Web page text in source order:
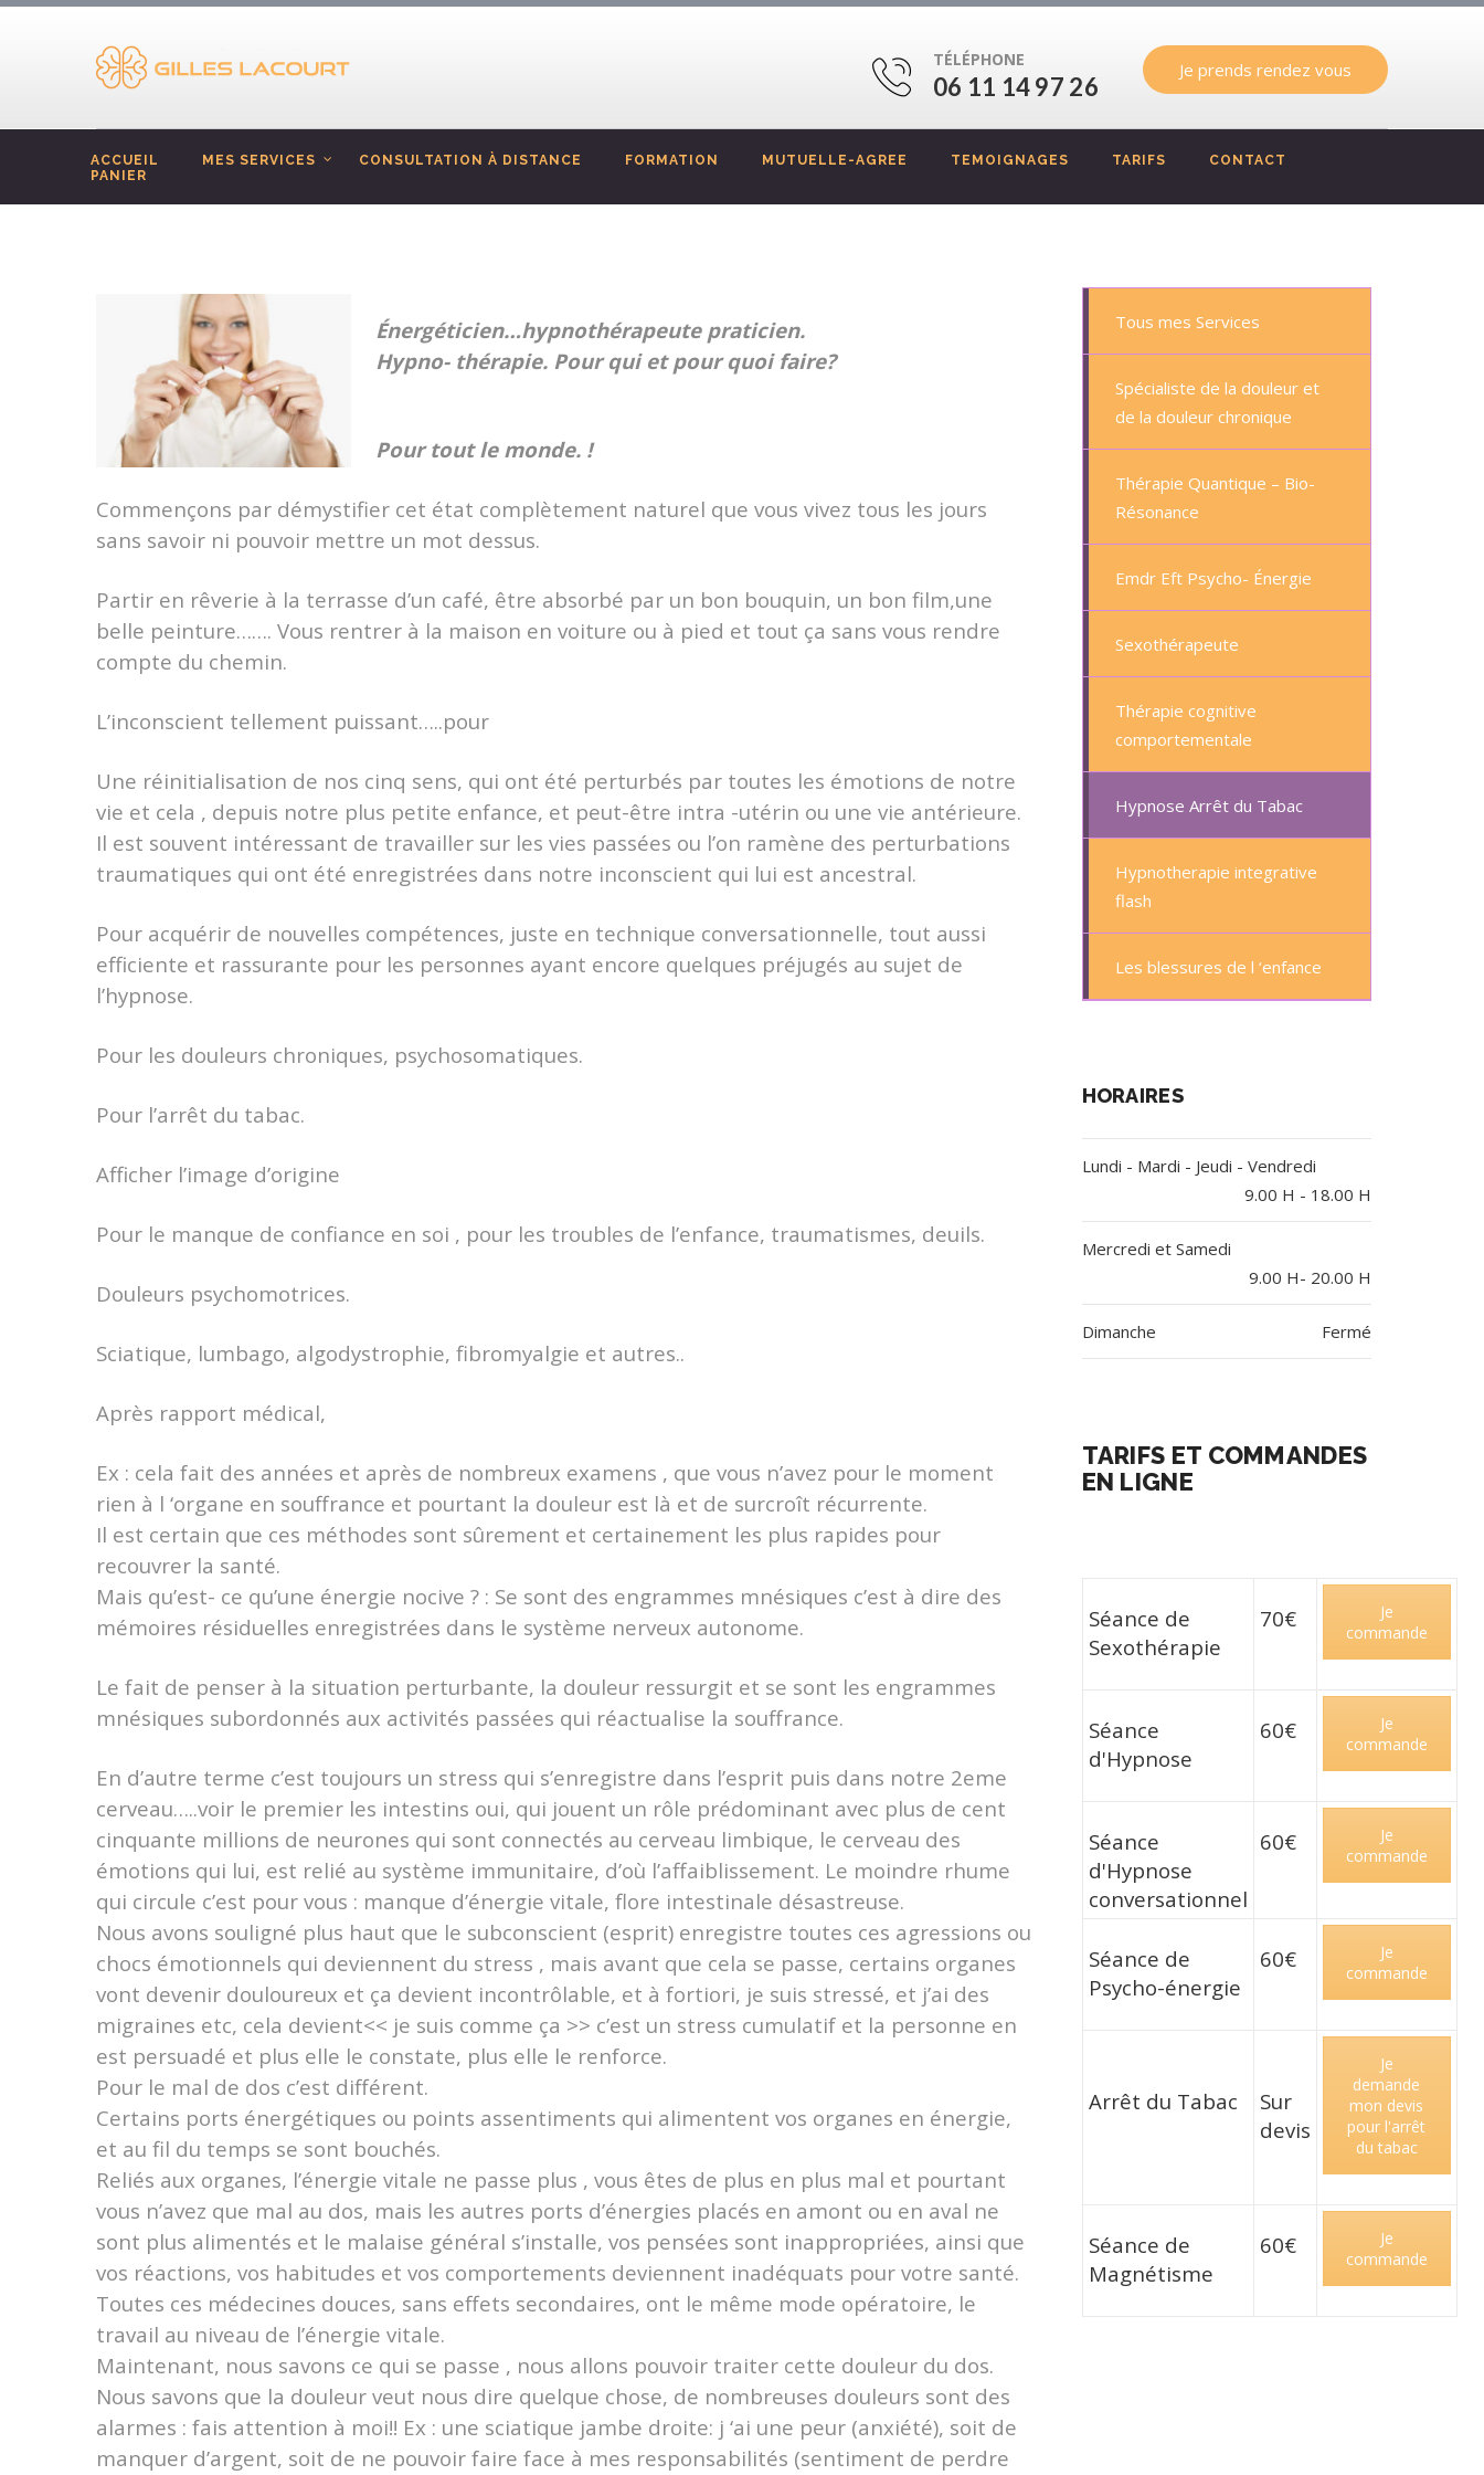
TÉLÉPHONE
06 11 14 97 26
Je prends rendez vous
ACCUEIL MES SERVICES CONSULTATION À DISTANCE FORMATION MUTUELLE-AGREE TEMOIGNAGES TARIFS
CONTACT
PANIER
Tous mes Services
Spécialiste de la douleur et
de la douleur chronique
Thérapie Quantique – Bio-
Résonance
Emdr Eft Psycho- Énergie
Sexothérapeute
Thérapie cognitive
comportementale
Hypnose Arrêt du Tabac
Hypnotherapie integrative
flash
Les blessures de l ‘enfance
HORAIRES
Lundi - Mardi - Jeudi - Vendredi
9.00 H - 18.00 H
Mercredi et Samedi
9.00 H- 20.00 H
Dimanche Fermé
TARIFS ET COMMANDES
EN LIGNE
Séance de
Sexothérapie
70€
Je
commande
Séance
d'Hypnose
60€
Je
commande
Séance
d'Hypnose
conversationnel
60€
Je
commande
Séance de
Psycho-énergie
60€
Je
commande
Arrêt du Tabac
Sur
devis
Je
demande
mon devis
pour l'arrêt
du tabac
Séance de
Magnétisme
60€
Je
commande
Énergéticien…hypnothérapeute praticien.
Hypno- thérapie. Pour qui et pour quoi faire?
Pour tout le monde. !
Commençons par démystifier cet état complètement naturel que vous vivez tous les jours
sans savoir ni pouvoir mettre un mot dessus.
Partir en rêverie à la terrasse d’un café, être absorbé par un bon bouquin, un bon film,une
belle peinture……. Vous rentrer à la maison en voiture ou à pied et tout ça sans vous rendre
compte du chemin.
L’inconscient tellement puissant…..pour
Une réinitialisation de nos cinq sens, qui ont été perturbés par toutes les émotions de notre
vie et cela , depuis notre plus petite enfance, et peut-être intra -utérin ou une vie antérieure.
Il est souvent intéressant de travailler sur les vies passées ou l’on ramène des perturbations
traumatiques qui ont été enregistrées dans notre inconscient qui lui est ancestral.
Pour acquérir de nouvelles compétences, juste en technique conversationnelle, tout aussi
efficiente et rassurante pour les personnes ayant encore quelques préjugés au sujet de
l’hypnose.
Pour les douleurs chroniques, psychosomatiques.
Pour l’arrêt du tabac.
Afficher l’image d’origine
Pour le manque de confiance en soi , pour les troubles de l’enfance, traumatismes, deuils.
Douleurs psychomotrices.
Sciatique, lumbago, algodystrophie, fibromyalgie et autres..
Après rapport médical,
Ex : cela fait des années et après de nombreux examens , que vous n’avez pour le moment
rien à l ‘organe en souffrance et pourtant la douleur est là et de surcroît récurrente.
Il est certain que ces méthodes sont sûrement et certainement les plus rapides pour
recouvrer la santé.
Mais qu’est- ce qu’une énergie nocive ? : Se sont des engrammes mnésiques c’est à dire des
mémoires résiduelles enregistrées dans le système nerveux autonome.
Le fait de penser à la situation perturbante, la douleur ressurgit et se sont les engrammes
mnésiques subordonnés aux activités passées qui réactualise la souffrance.
En d’autre terme c’est toujours un stress qui s’enregistre dans l’esprit puis dans notre 2eme
cerveau…..voir le premier les intestins oui, qui jouent un rôle prédominant avec plus de cent
cinquante millions de neurones qui sont connectés au cerveau limbique, le cerveau des
émotions qui lui, est relié au système immunitaire, d’où l’affaiblissement. Le moindre rhume
qui circule c’est pour vous : manque d’énergie vitale, flore intestinale désastreuse.
Nous avons souligné plus haut que le subconscient (esprit) enregistre toutes ces agressions ou
chocs émotionnels qui deviennent du stress , mais avant que cela se passe, certains organes
vont devenir douloureux et ça devient incontrôlable, et à fortiori, je suis stressé, et j’ai des
migraines etc, cela devient<< je suis comme ça >> c’est un stress cumulatif et la personne en
est persuadé et plus elle le constate, plus elle le renforce.
Pour le mal de dos c’est différent.
Certains ports énergétiques ou points assentiments qui alimentent vos organes en énergie,
et au fil du temps se sont bouchés.
Reliés aux organes, l’énergie vitale ne passe plus , vous êtes de plus en plus mal et pourtant
vous n’avez que mal au dos, mais les autres ports d’énergies placés en amont ou en aval ne
sont plus alimentés et le malaise général s’installe, vos pensées sont inappropriées, ainsi que
vos réactions, vos habitudes et vos comportements deviennent inadéquats pour votre santé.
Toutes ces médecines douces, sans effets secondaires, ont le même mode opératoire, le
travail au niveau de l’énergie vitale.
Maintenant, nous savons ce qui se passe , nous allons pouvoir traiter cette douleur du dos.
Nous savons que la douleur veut nous dire quelque chose, de nombreuses douleurs sont des
alarmes : fais attention à moi!! Ex : une sciatique jambe droite: j ‘ai une peur (anxiété), soit de
manquer d’argent, soit de ne pouvoir faire face à mes responsabilités (sentiment de perdre